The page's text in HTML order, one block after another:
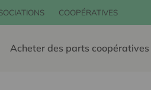
COOPÉRATIVES
Acheter des parts coopératives